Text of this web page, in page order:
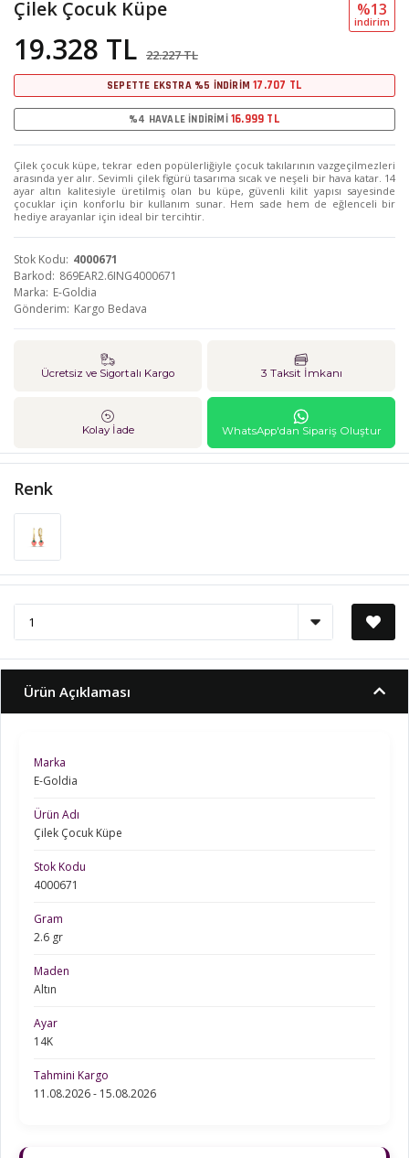
Çilek Çocuk Küpe
19.328 TL 22.227 TL
%13
i̇ndi̇ri̇m
SEPETTE EKSTRA %5 İNDİRİM17.707 TL
%4 HAVALE İNDİRİMİ 16.999 TL
Çilek çocuk küpe, tekrar eden popülerliğiyle çocuk takılarının vazgeçilmezleri
arasında yer alır. Sevimli çilek figürü tasarıma sıcak ve neşeli bir hava katar. 14
ayar altın kalitesiyle üretilmiş olan bu küpe, güvenli kilit yapısı sayesinde
çocuklar için konforlu bir kullanım sunar. Hem sade hem de eğlenceli bir
hediye arayanlar için ideal bir tercihtir.
Stok Kodu 4000671
Barkod 869EAR2.6ING4000671
Marka E-Goldia
Gönderim Kargo Bedava
Ücretsiz ve Sigortalı Kargo 3 Taksit İmkanı
Kolay İade WhatsApp'dan Sipariş Oluştur
Renk
Ürün Açıklaması
Marka
E-Goldia
Ürün Adı
Çilek Çocuk Küpe
Stok Kodu
4000671
Gram
2.6 gr
Maden
Altın
Ayar
14K
Tahmini Kargo
11.08.2026 - 15.08.2026